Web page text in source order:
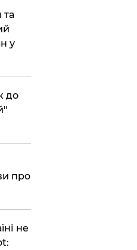
та
у
до
про
не